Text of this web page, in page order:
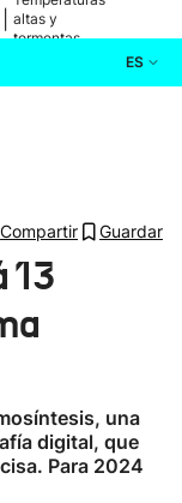
altas y
tormentas
ES
Compartir Guardar
13
una
digital, que
Para 2024